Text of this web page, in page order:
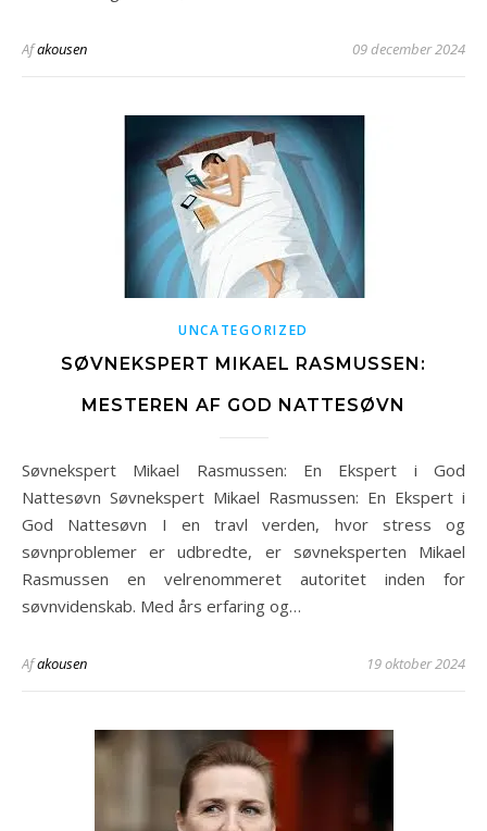
Afakousen 09 december 2024
UNCATEGORIZED
SØVNEKSPERT MIKAEL RASMUSSEN:
MESTEREN AF GOD NATTESØVN
Søvnekspert Mikael Rasmussen: En Ekspert i God
Nattesøvn Søvnekspert Mikael Rasmussen: En Ekspert i
God Nattesøvn I en travl verden, hvor stress og
søvnproblemer er udbredte, er søvneksperten Mikael
Rasmussen en velrenommeret autoritet inden for
søvnvidenskab. Med års erfaring og…
Afakousen 19 oktober 2024